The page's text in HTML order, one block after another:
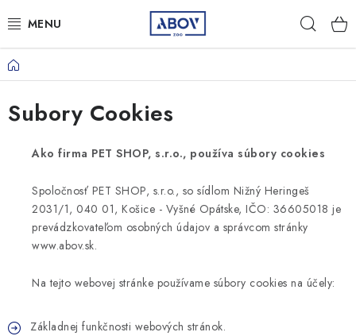
na
PSY
MAČKY
MALÉ CICAVCE
VTÁKY
AQUA TERA
HOSPODÁRSKE ZVIERATÁ
Domov
Subory Cookies
Ako firma PET SHOP, s.r.o., používa súbory cookies
Spoločnosť PET SHOP, s.r.o., so sídlom Nižný Heringeš
2031/1, 040 01, Košice - Vyšné Opátske, IČO: 36605018 je
prevádzkovateľom osobných údajov a správcom stránky
www.abov.sk.
Na tejto webovej stránke používame súbory cookies na účely:
Základnej funkčnosti webových stránok.